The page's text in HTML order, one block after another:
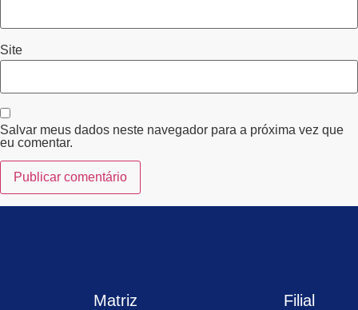
Site
Salvar meus dados neste navegador para a próxima vez que
eu comentar.
Matriz Filial